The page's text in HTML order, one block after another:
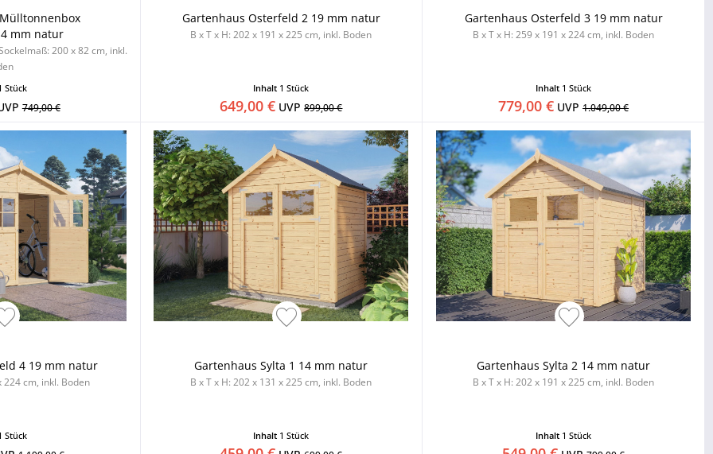
mm natur
200 x 82 cm, inkl.
Stück
749,00 €
Gartenhaus Osterfeld 2 19 mm natur
B x T x H: 202 x 191 x 225 cm, inkl. Boden
Inhalt 1 Stück
649,00 € UVP899,00 €
Gartenhaus Osterfeld 3 19 mm natur
B x T x H: 259 x 191 x 224 cm, inkl. Boden
Inhalt 1 Stück
779,00 € UVP1.049,00 €
4 19 mm natur
224 cm, inkl. Boden
Stück
Gartenhaus Sylta 1 14 mm natur
B x T x H: 202 x 131 x 225 cm, inkl. Boden
Inhalt 1 Stück
Gartenhaus Sylta 2 14 mm natur
B x T x H: 202 x 191 x 225 cm, inkl. Boden
Inhalt 1 Stück